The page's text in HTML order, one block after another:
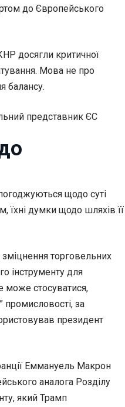
до Європейського
досягли критичної
Мова не про
балансу.
представник ЄС
щодо суті
їхні думки щодо шляхів її
торговельних
інструменту для
може стосуватися,
промисловості, за
президент
Еммануель Макрон
аналога Розділу
який Трамп